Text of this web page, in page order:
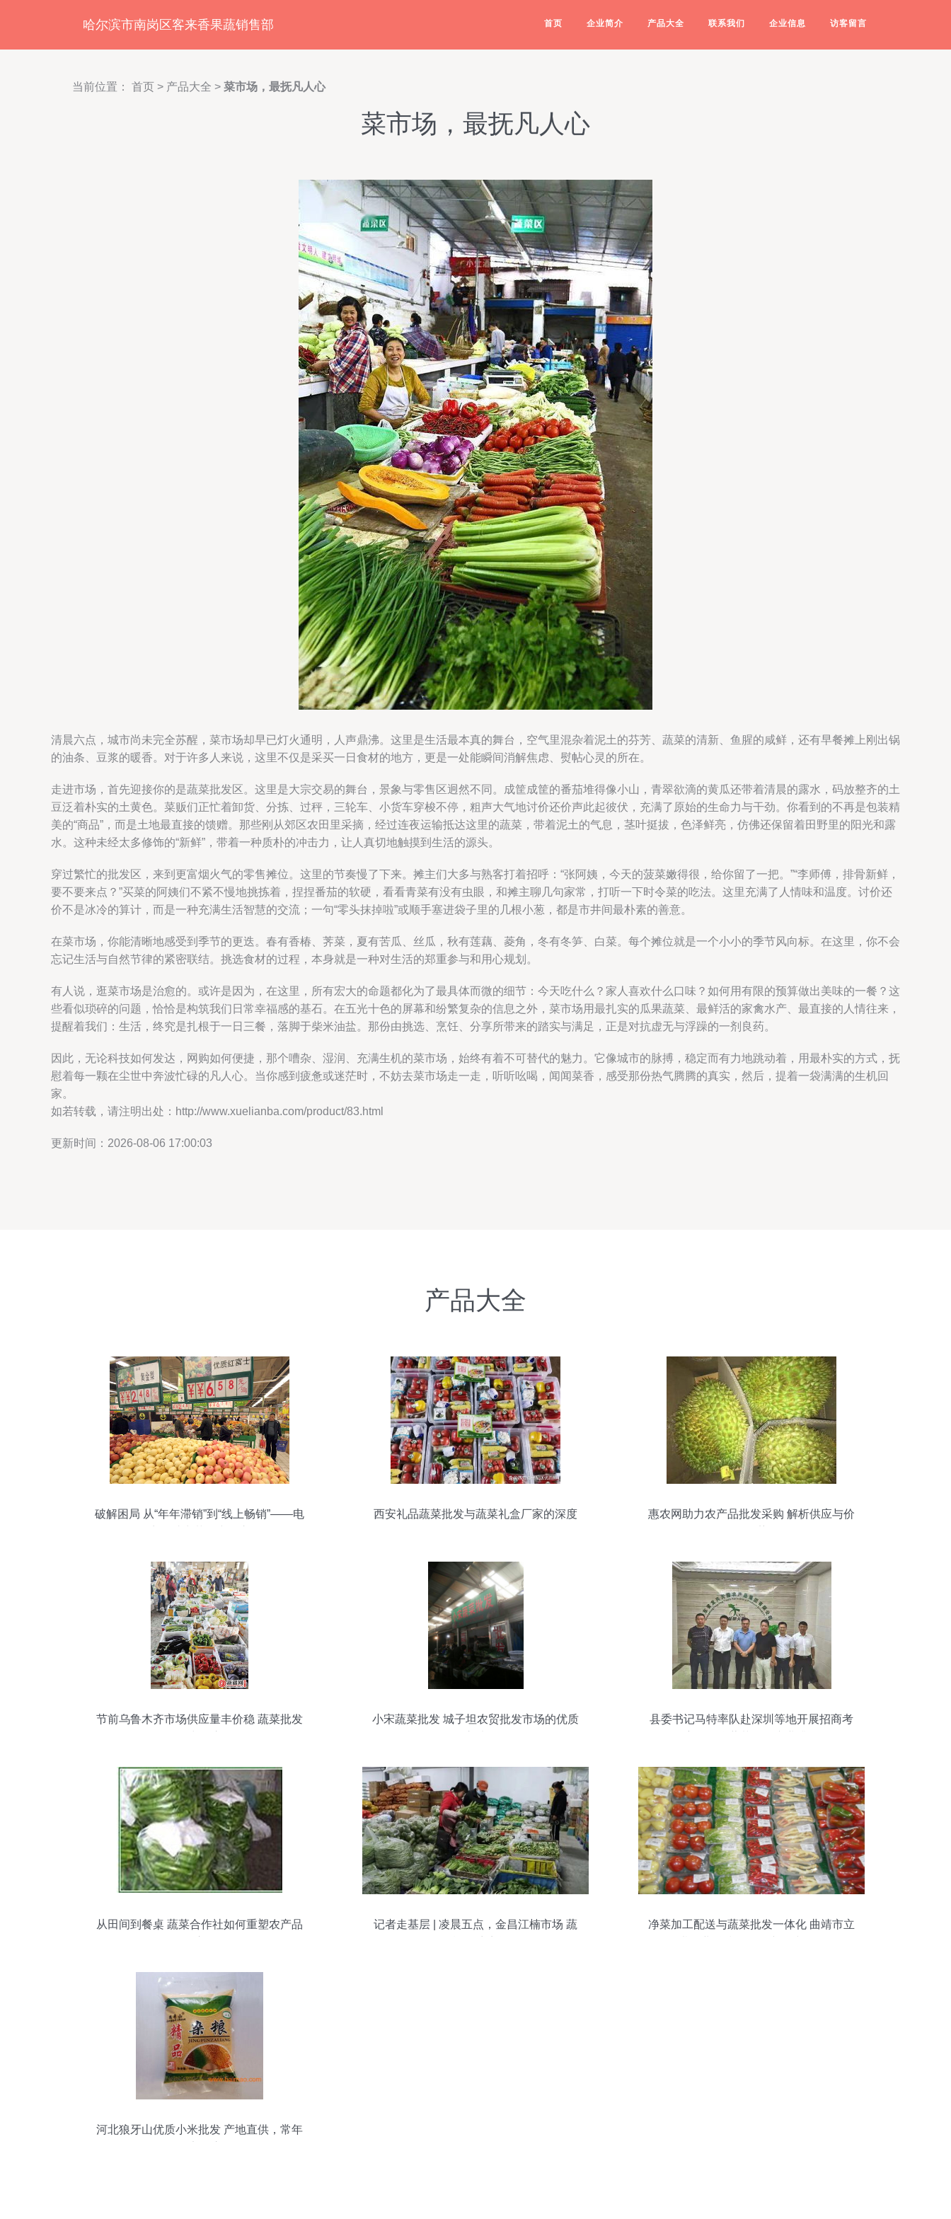
哈尔滨市南岗区客来香果蔬销售部 首页 企业简介 产品大全 联系我们 企业信息 访客留言
当前位置： 首页 > 产品大全 > 菜市场，最抚凡人心
菜市场，最抚凡人心
清晨六点，城市尚未完全苏醒，菜市场却早已灯火通明，人声鼎沸。这里是生活最本真的舞台，空气里混杂着泥土的芬芳、蔬菜的清新、鱼腥的咸鲜，还有早餐摊上刚出锅
的油条、豆浆的暖香。对于许多人来说，这里不仅是采买一日食材的地方，更是一处能瞬间消解焦虑、熨帖心灵的所在。
走进市场，首先迎接你的是蔬菜批发区。这里是大宗交易的舞台，景象与零售区迥然不同。成筐成筐的番茄堆得像小山，青翠欲滴的黄瓜还带着清晨的露水，码放整齐的土
豆泛着朴实的土黄色。菜贩们正忙着卸货、分拣、过秤，三轮车、小货车穿梭不停，粗声大气地讨价还价声此起彼伏，充满了原始的生命力与干劲。你看到的不再是包装精
美的“商品”，而是土地最直接的馈赠。那些刚从郊区农田里采摘，经过连夜运输抵达这里的蔬菜，带着泥土的气息，茎叶挺拔，色泽鲜亮，仿佛还保留着田野里的阳光和露
水。这种未经太多修饰的“新鲜”，带着一种质朴的冲击力，让人真切地触摸到生活的源头。
穿过繁忙的批发区，来到更富烟火气的零售摊位。这里的节奏慢了下来。摊主们大多与熟客打着招呼：“张阿姨，今天的菠菜嫩得很，给你留了一把。”“李师傅，排骨新鲜，
要不要来点？”买菜的阿姨们不紧不慢地挑拣着，捏捏番茄的软硬，看看青菜有没有虫眼，和摊主聊几句家常，打听一下时令菜的吃法。这里充满了人情味和温度。讨价还
价不是冰冷的算计，而是一种充满生活智慧的交流；一句“零头抹掉啦”或顺手塞进袋子里的几根小葱，都是市井间最朴素的善意。
在菜市场，你能清晰地感受到季节的更迭。春有香椿、荠菜，夏有苦瓜、丝瓜，秋有莲藕、菱角，冬有冬笋、白菜。每个摊位就是一个小小的季节风向标。在这里，你不会
忘记生活与自然节律的紧密联结。挑选食材的过程，本身就是一种对生活的郑重参与和用心规划。
有人说，逛菜市场是治愈的。或许是因为，在这里，所有宏大的命题都化为了最具体而微的细节：今天吃什么？家人喜欢什么口味？如何用有限的预算做出美味的一餐？这
些看似琐碎的问题，恰恰是构筑我们日常幸福感的基石。在五光十色的屏幕和纷繁复杂的信息之外，菜市场用最扎实的瓜果蔬菜、最鲜活的家禽水产、最直接的人情往来，
提醒着我们：生活，终究是扎根于一日三餐，落脚于柴米油盐。那份由挑选、烹饪、分享所带来的踏实与满足，正是对抗虚无与浮躁的一剂良药。
因此，无论科技如何发达，网购如何便捷，那个嘈杂、湿润、充满生机的菜市场，始终有着不可替代的魅力。它像城市的脉搏，稳定而有力地跳动着，用最朴实的方式，抚
慰着每一颗在尘世中奔波忙碌的凡人心。当你感到疲惫或迷茫时，不妨去菜市场走一走，听听吆喝，闻闻菜香，感受那份热气腾腾的真实，然后，提着一袋满满的生机回
家。
如若转载，请注明出处：http://www.xuelianba.com/product/83.html
更新时间：2026-08-06 17:00:03
产品大全
破解困局 从“年年滞销”到“线上畅销”——电
西安礼品蔬菜批发与蔬菜礼盒厂家的深度
惠农网助力农产品批发采购 解析供应与价
节前乌鲁木齐市场供应量丰价稳 蔬菜批发
小宋蔬菜批发 城子坦农贸批发市场的优质
县委书记马特率队赴深圳等地开展招商考
从田间到餐桌 蔬菜合作社如何重塑农产品
记者走基层 | 凌晨五点，金昌江楠市场 蔬
净菜加工配送与蔬菜批发一体化 曲靖市立
河北狼牙山优质小米批发 产地直供，常年